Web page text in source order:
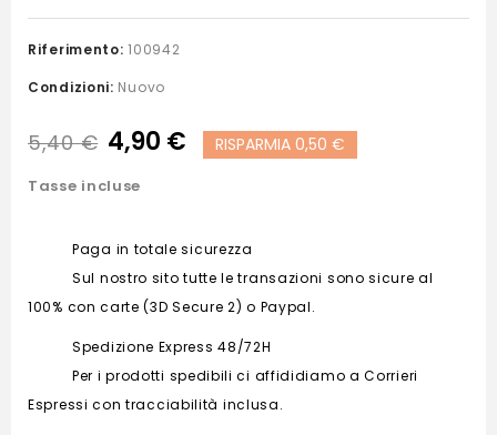
Riferimento: 100942
Condizioni: Nuovo
5,40 € 4,90 € RISPARMIA 0,50 €
Tasse incluse
Paga in totale sicurezza
Sul nostro sito tutte le transazioni sono sicure al
100% con carte (3D Secure 2) o Paypal.
Spedizione Express 48/72H
Per i prodotti spedibili ci affididiamo a Corrieri
Espressi con tracciabilità inclusa.